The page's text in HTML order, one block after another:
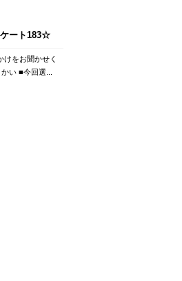
ート183☆
けをお聞かせく
ださい。 しょうかい ■今回選...